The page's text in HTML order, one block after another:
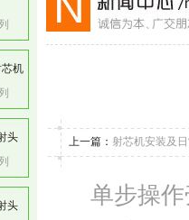
芯机
头
头
上一篇： 射芯机安装及
单步操